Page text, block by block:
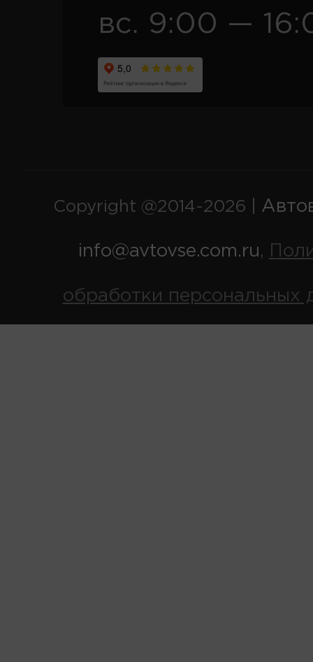
вс. 9:00 —
Copyright @2014-2026 |
info@avtovse.com.ru,
обработки персональных